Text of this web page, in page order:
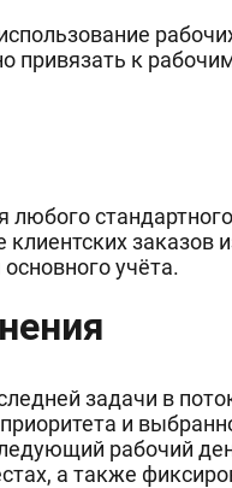
привязать к
любого стандартного
заказов
учёта.
задачи в
и
рабочий
а также